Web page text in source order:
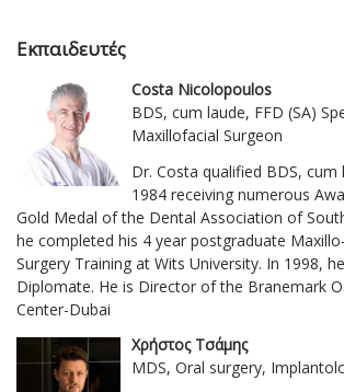
Εκπαιδευτές
Costa Nicolopoulos
BDS, cum laude, FFD (SA)
Maxillofacial Surgeon
Dr. Costa qualified BDS, cum
1984 receiving numerous
Gold Medal of the Dental Association of
he completed his 4 year postgraduate
Surgery Training at Wits University. In 1998,
Diplomate. He is Director of the Branemark
Center-Dubai
Χρήστος Τσάμης
MDS, Oral surgery,